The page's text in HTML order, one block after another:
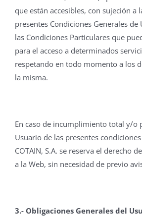
que están accesibles, con sujeción a
presentes Condiciones Generales de
las Condiciones Particulares que
para el acceso a determinados
respetando en todo momento a los
la misma.
En caso de incumplimiento total y/o
Usuario de las presentes
COTAIN, S.A. se reserva el derecho
a la Web, sin necesidad de previo
3.- Obligaciones Generales del